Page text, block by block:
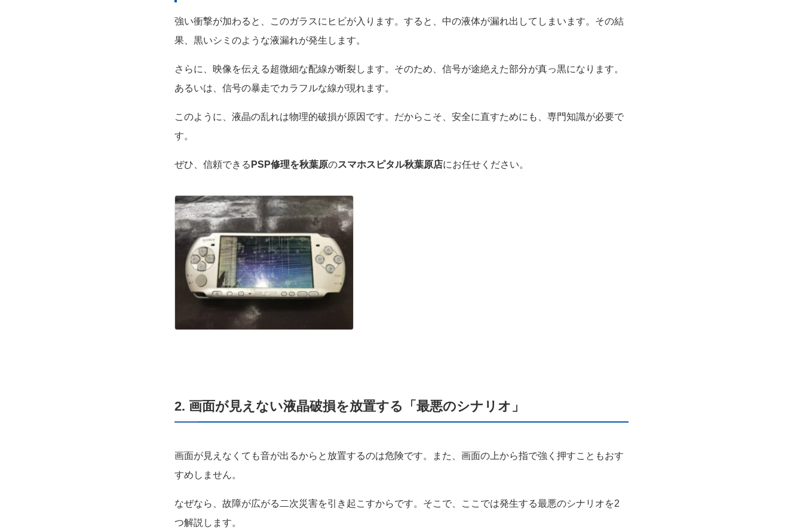
強い衝撃が加わると、このガラスにヒビが入ります。すると、中の液体が漏れ出してしまいます。その結
果、黒いシミのような液漏れが発生します。
さらに、映像を伝える超微細な配線が断裂します。そのため、信号が途絶えた部分が真っ黒になります。
あるいは、信号の暴走でカラフルな線が現れます。
このように、液晶の乱れは物理的破損が原因です。だからこそ、安全に直すためにも、専門知識が必要で
す。
ぜひ、信頼できる PSP修理を秋葉原のスマホスピタル秋葉原店にお任せください。
2. 画面が見えない液晶破損を放置する「最悪のシナリオ」
画面が見えなくても音が出るからと放置するのは危険です。また、画面の上から指で強く押すこともおす
すめしません。
なぜなら、故障が広がる二次災害を引き起こすからです。そこで、ここでは発生する最悪のシナリオを2
つ解説します。